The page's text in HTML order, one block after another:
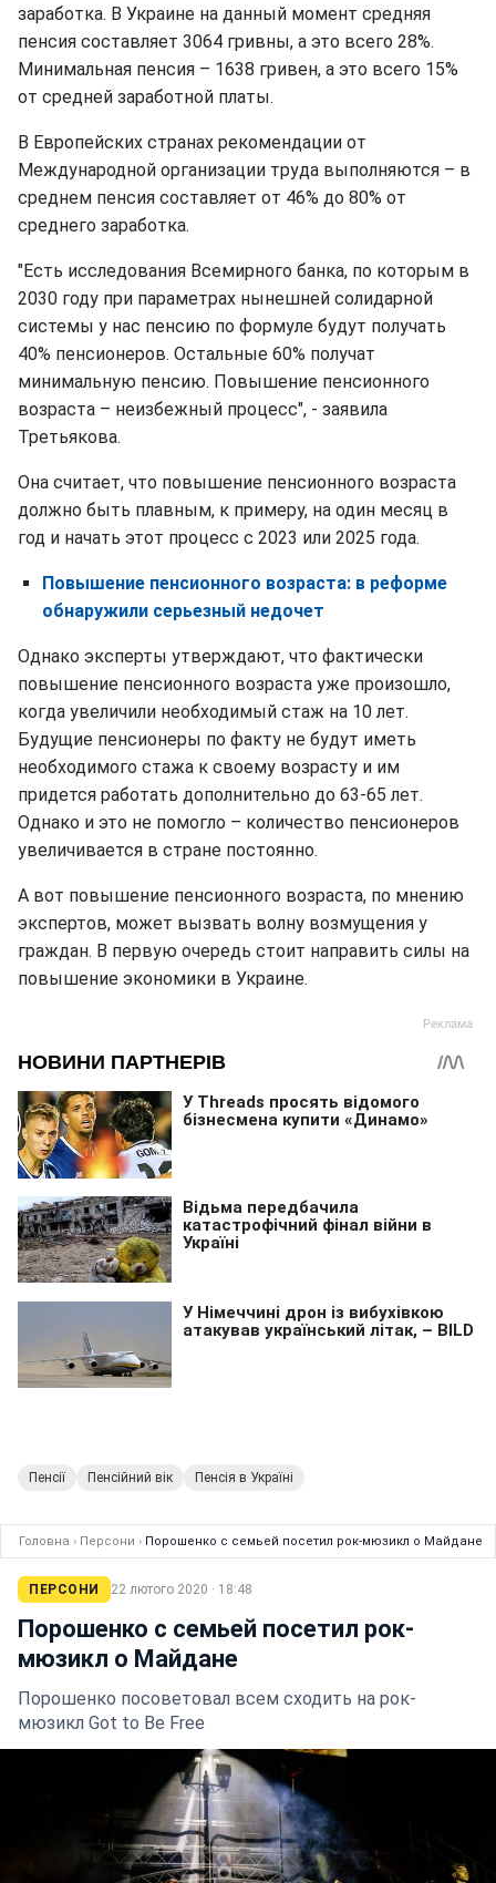
заработка. В Украине на данный момент средняя
пенсия составляет 3064 гривны, а это всего 28%.
Минимальная пенсия – 1638 гривен, а это всего 15%
от средней заработной платы.
В Европейских странах рекомендации от
Международной организации труда выполняются – в
среднем пенсия составляет от 46% до 80% от
среднего заработка.
"Есть исследования Всемирного банка, по которым в
2030 году при параметрах нынешней солидарной
системы у нас пенсию по формуле будут получать
40% пенсионеров. Остальные 60% получат
минимальную пенсию. Повышение пенсионного
возраста – неизбежный процесс", - заявила
Третьякова.
Она считает, что повышение пенсионного возраста
должно быть плавным, к примеру, на один месяц в
год и начать этот процесс с 2023 или 2025 года.
Повышение пенсионного возраста: в реформе
обнаружили серьезный недочет
Однако эксперты утверждают, что фактически
повышение пенсионного возраста уже произошло,
когда увеличили необходимый стаж на 10 лет.
Будущие пенсионеры по факту не будут иметь
необходимого стажа к своему возрасту и им
придется работать дополнительно до 63-65 лет.
Однако и это не помогло – количество пенсионеров
увеличивается в стране постоянно.
А вот повышение пенсионного возраста, по мнению
экспертов, может вызвать волну возмущения у
граждан. В первую очередь стоит направить силы на
повышение экономики в Украине.
Пенсії Пенсійний вік Пенсія в Україні
Головна › Персони › Порошенко с семьей посетил рок-мюзикл о Майдане
ПЕРСОНИ 22 лютого 2020 · 18:48
Порошенко с семьей посетил рок-
мюзикл о Майдане
Порошенко посоветовал всем сходить на рок-
мюзикл Got to Be Free